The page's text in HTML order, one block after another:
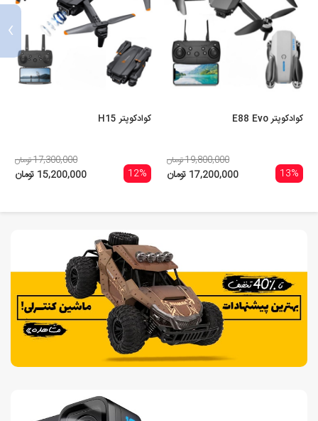
کوادکوپتر E88 Evo
13%
19,800,000 تومان
17,200,000 تومان
کوادکوپتر H15
12%
17,300,000 تومان
15,200,000 تومان
›